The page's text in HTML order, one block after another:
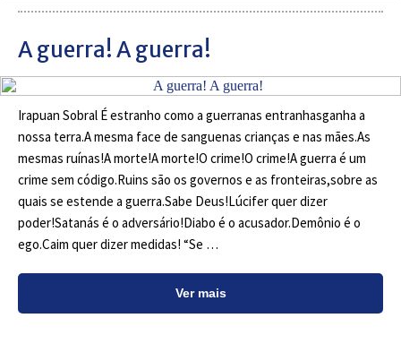
A guerra! A guerra!
Irapuan Sobral É estranho como a guerranas entranhasganha a
nossa terra.A mesma face de sanguenas crianças e nas mães.As
mesmas ruínas!A morte!A morte!O crime!O crime!A guerra é um
crime sem código.Ruins são os governos e as fronteiras,sobre as
quais se estende a guerra.Sabe Deus!Lúcifer quer dizer
poder!Satanás é o adversário!Diabo é o acusador.Demônio é o
ego.Caim quer dizer medidas! “Se …
Ver mais